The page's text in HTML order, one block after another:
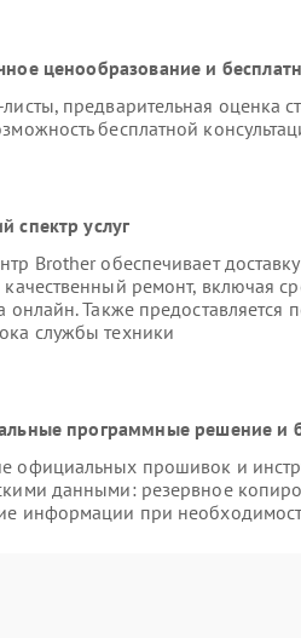
ценообразование и
предварительная оценка
бесплатной
спектр услуг
Brother обеспечивает
качественный ремонт, включая
онлайн. Также предоставляется
службы техники
программные решение и
официальных прошивок и
данными: резервное
информации при